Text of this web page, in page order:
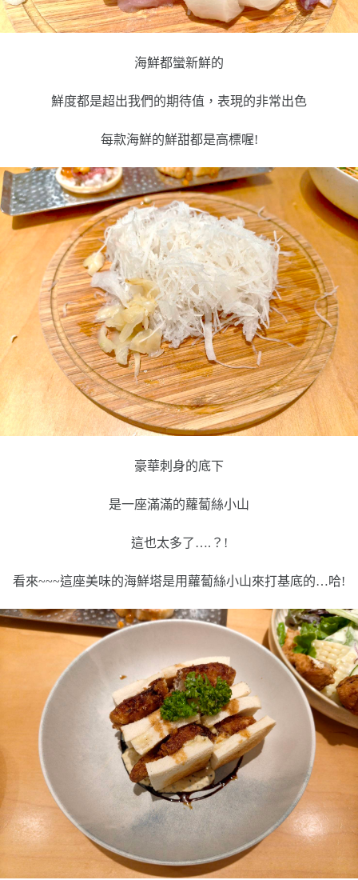
海鮮都蠻新鮮的
鮮度都是超出我們的期待值，表現的非常出色
每款海鮮的鮮甜都是高標喔!
豪華刺身的底下
是一座滿滿的蘿蔔絲小山
這也太多了….？!
看來~~~這座美味的海鮮塔是用蘿蔔絲小山來打基底的…哈!